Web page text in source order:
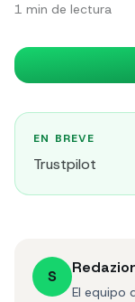
1 min de lectura
EN BREVE
Trustpilot
S
El equipo